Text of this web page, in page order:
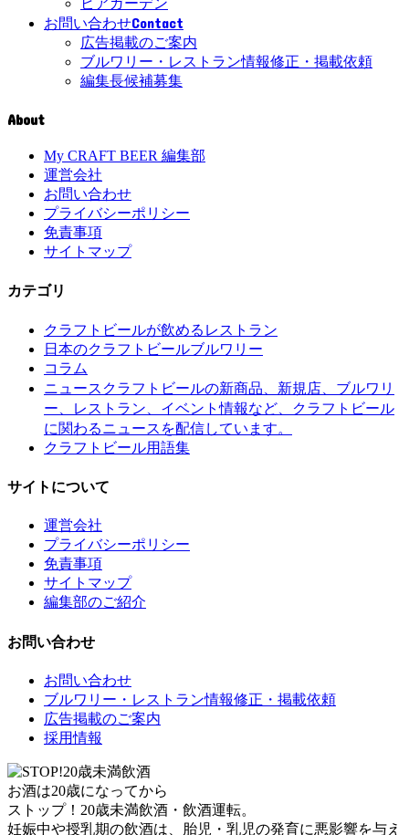
お問い合わせContact
広告掲載のご案内
ブルワリー・レストラン情報修正・掲載依頼
編集長候補募集
About
My CRAFT BEER 編集部
運営会社
お問い合わせ
プライバシーポリシー
免責事項
サイトマップ
カテゴリ
クラフトビールが飲めるレストラン
日本のクラフトビールブルワリー
コラム
ニュース クラフトビールの新商品、新規店、ブルワリ
ー、レストラン、イベント情報など、クラフトビール
に関わるニュースを配信しています。
クラフトビール用語集
サイトについて
運営会社
プライバシーポリシー
免責事項
サイトマップ
編集部のご紹介
お問い合わせ
お問い合わせ
ブルワリー・レストラン情報修正・掲載依頼
広告掲載のご案内
採用情報
お酒は20歳になってから
ストップ！20歳未満飲酒・飲酒運転。
妊娠中や授乳期の飲酒は、胎児・乳児の発育に悪影響を与え